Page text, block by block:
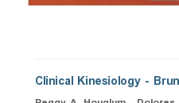
Clinical Kinesiology -